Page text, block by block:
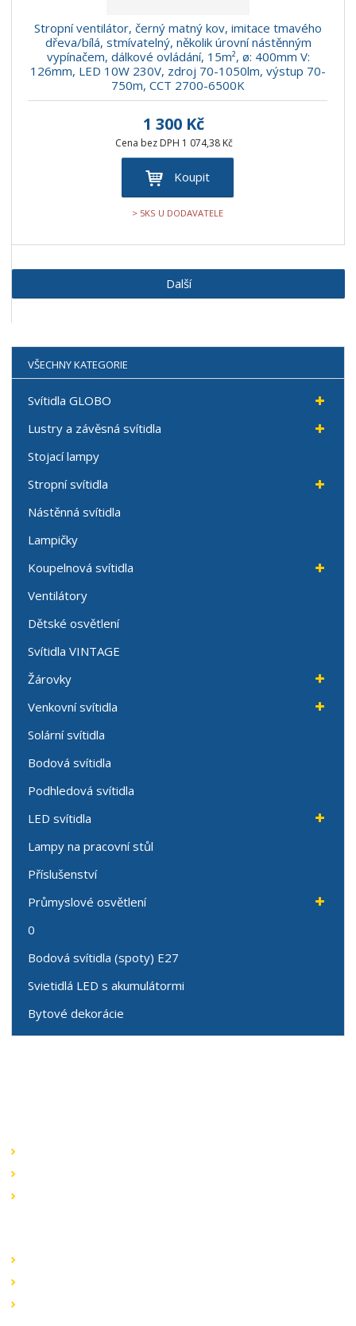
Stropní ventilátor, černý matný kov, imitace tmavého
dřeva/bílá, stmívatelný, několik úrovní nástěnným
vypínačem, dálkové ovládání, 15m², ø: 400mm V:
126mm, LED 10W 230V, zdroj 70-1050lm, výstup 70-
750m, CCT 2700-6500K
1 300 Kč
Cena bez DPH 1 074,38 Kč
Koupit
> 5KS U DODAVATELE
Další
VŠECHNY KATEGORIE
Svítidla GLOBO
Lustry a závěsná svítidla
Stojací lampy
Stropní svítidla
Nástěnná svítidla
Lampičky
Koupelnová svítidla
Ventilátory
Dětské osvětlení
Svítidla VINTAGE
Žárovky
Venkovní svítidla
Solární svítidla
Bodová svítidla
Podhledová svítidla
LED svítidla
Lampy na pracovní stůl
Příslušenství
Průmyslové osvětlení
0
Bodová svítidla (spoty) E27
Svietidlá LED s akumulátormi
Bytové dekorácie